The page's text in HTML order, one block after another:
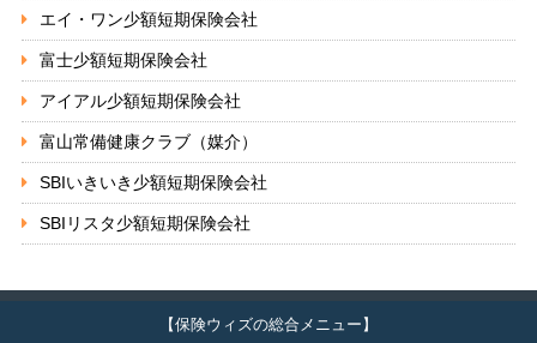
エイ・ワン少額短期保険会社
富士少額短期保険会社
アイアル少額短期保険会社
富山常備健康クラブ（媒介）
SBIいきいき少額短期保険会社
SBIリスタ少額短期保険会社
【保険ウィズの総合メニュー】